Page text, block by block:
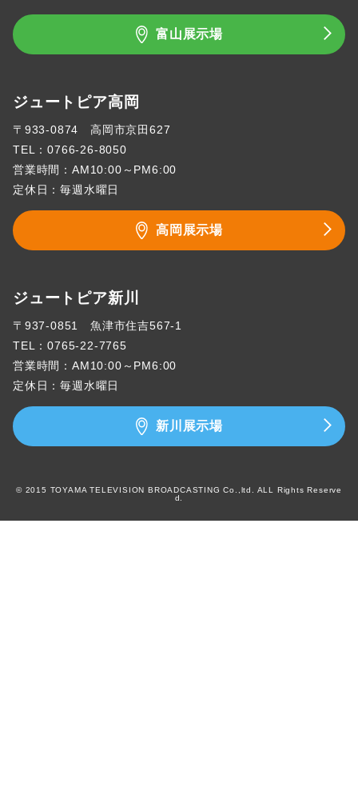
富山展示場
ジュートピア高岡
〒933-0874 高岡市京田627
TEL：0766-26-8050
営業時間：AM10:00～PM6:00
定休日：毎週水曜日
高岡展示場
ジュートピア新川
〒937-0851 魚津市住吉567-1
TEL：0765-22-7765
営業時間：AM10:00～PM6:00
定休日：毎週水曜日
新川展示場
© 2015 TOYAMA TELEVISION BROADCASTING Co.,ltd. ALL Rights Reserve
d.